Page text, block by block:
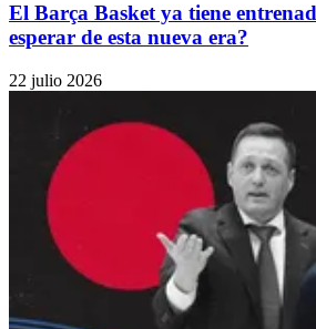
El Barça Basket ya tiene
esperar de esta nueva era?
22 julio 2026